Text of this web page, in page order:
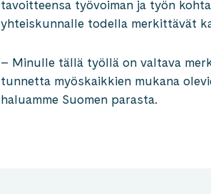
tavoitteensa työvoiman ja työn
yhteiskunnalle todella merkittävät
– Minulle tällä työllä on valtava
tunnetta myöskaikkien mukana
haluamme Suomen parasta.